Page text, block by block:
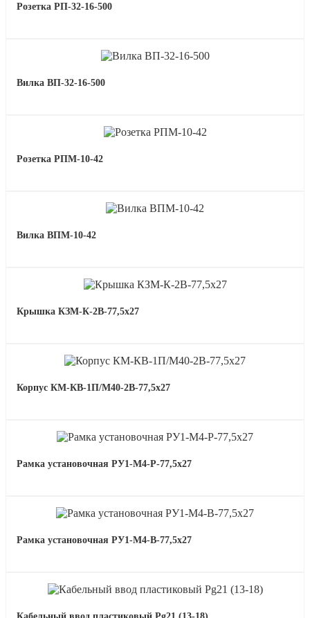
Розетка РП-32-16-500
Вилка ВП-32-16-500
Розетка РПМ-10-42
Вилка ВПМ-10-42
Крышка КЗМ-К-2В-77,5х27
Корпус КМ-КВ-1П/М40-2В-77,5х27
Рамка установочная РУ1-М4-Р-77,5х27
Рамка установочная РУ1-М4-В-77,5х27